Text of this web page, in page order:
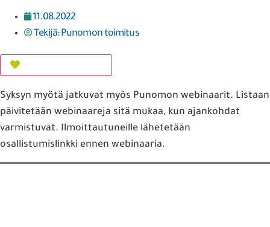
11.08.2022
Tekijä:Punomon toimitus
Syksyn myötä jatkuvat myös Punomon webinaarit. Listaan
päivitetään webinaareja sitä mukaa, kun ajankohdat
varmistuvat. Ilmoittautuneille lähetetään
osallistumislinkki ennen webinaaria.